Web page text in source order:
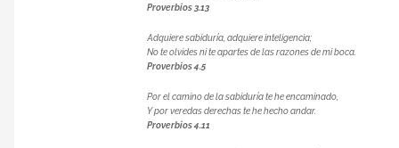
Proverbios 3.13
Adquiere sabiduría, adquiere inteligencia;
No te olvides ni te apartes de las razones de mi boca.
Proverbios 4.5
Por el camino de la sabiduría te he encaminado,
Y por veredas derechas te he hecho andar.
Proverbios 4.11